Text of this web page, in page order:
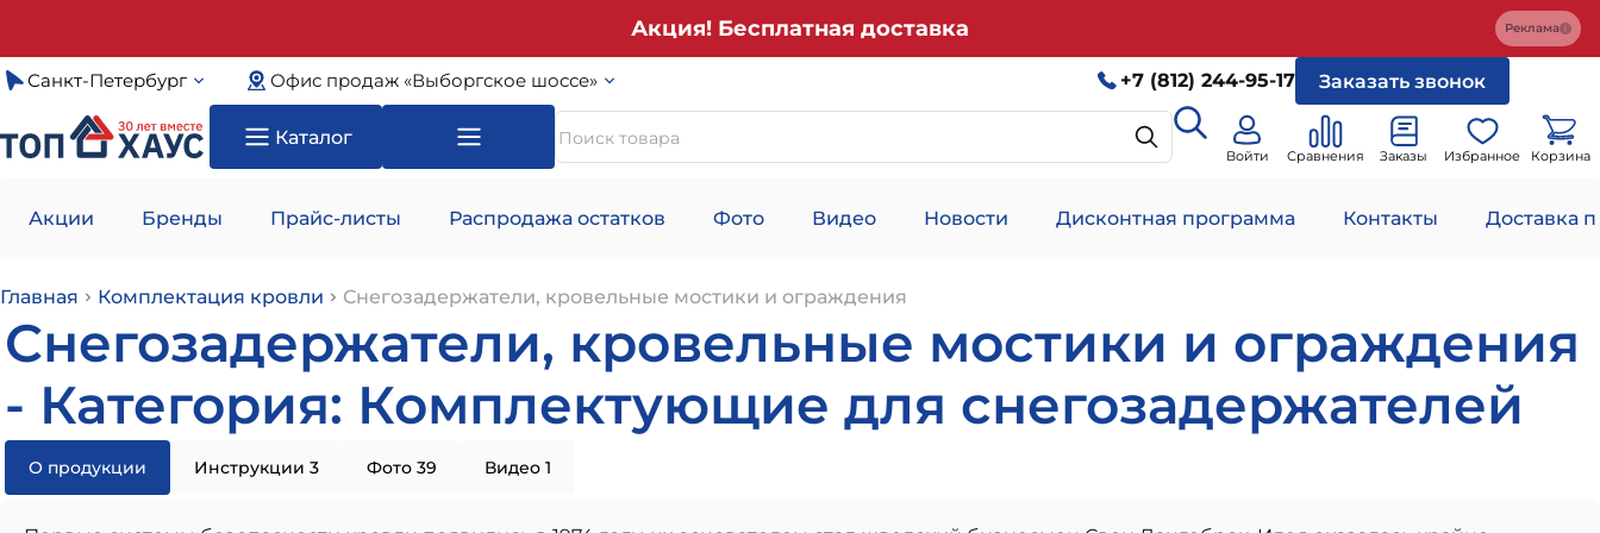
Акция! Бесплатная доставка Реклама
Санкт-Петербург Офис продаж «Выборгское шоссе» +7 (812) 244-95-17 Заказать звонок
Каталог
Войти Сравнения Заказы Избранное Корзина
Акции Бренды Прайс-листы Распродажа остатков Фото Видео Новости Дисконтная программа Контакты Доставка
Главная Комплектация кровли Снегозадержатели, кровельные мостики и ограждения
Снегозадержатели, кровельные мостики и ограждения
- Категория: Комплектующие для снегозадержателей
О продукции Инструкции 3 Фото 39 Видео 1